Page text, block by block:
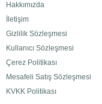
Hakkımızda
İletişim
Gizlilik Sözleşmesi
Kullanıcı Sözleşmesi
Çerez Politikası
Mesafeli Satış Sözleşmesi
KVKK Politikası